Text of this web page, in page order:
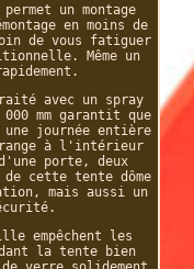
un montage
en moins de
de vous fatiguer
Même un
avec un spray
mm garantit que
journée entière
à l'intérieur
porte, deux
cette tente dôme
mais aussi un
empêchent les
la tente bien